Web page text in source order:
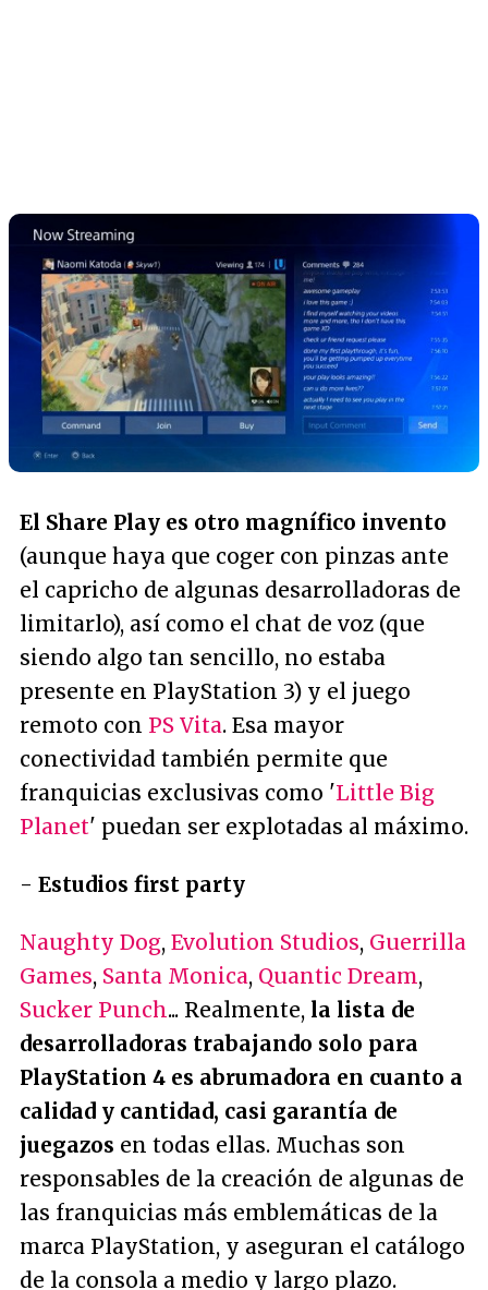
El Share Play es otro magnífico invento
(aunque haya que coger con pinzas ante
el capricho de algunas desarrolladoras de
limitarlo), así como el chat de voz (que
siendo algo tan sencillo, no estaba
presente en PlayStation 3) y el juego
remoto con PS Vita. Esa mayor
conectividad también permite que
franquicias exclusivas como 'Little Big
Planet' puedan ser explotadas al máximo.
- Estudios first party
Naughty Dog, Evolution Studios, Guerrilla
Games, Santa Monica, Quantic Dream,
Sucker Punch... Realmente, la lista de
desarrolladoras trabajando solo para
PlayStation 4 es abrumadora en cuanto a
calidad y cantidad, casi garantía de
juegazos en todas ellas. Muchas son
responsables de la creación de algunas de
las franquicias más emblemáticas de la
marca PlayStation, y aseguran el catálogo
de la consola a medio y largo plazo.